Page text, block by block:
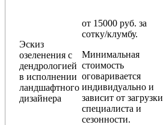
Эскиз
озеленения с
дендрологией
в исполнении
ландшафтного
дизайнера
от 15000 руб. за
сотку/клумбу.
Минимальная
стоимость
оговаривается
индивидуально и
зависит от загрузки
специалиста и
сезонности.